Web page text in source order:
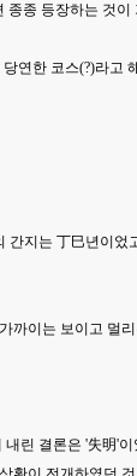
종 등장하는 것
연한 코스(?)라고
지는 丁巳년이
이는 보이고 멀
린 결론은 '失明'